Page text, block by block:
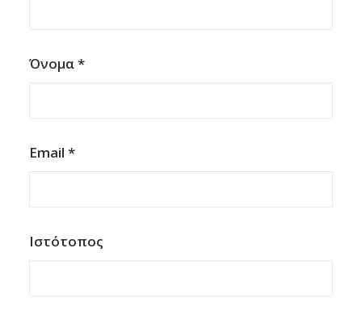
Όνομα*
Email *
Ιστότοπος